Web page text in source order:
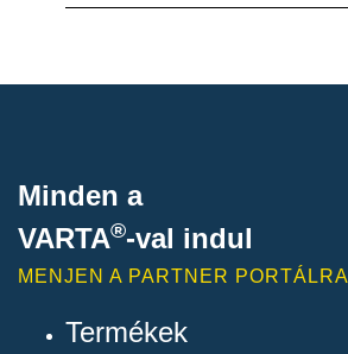
Minden a
VARTA®-val indul
MENJEN A PARTNER PORTÁLRA
Termékek